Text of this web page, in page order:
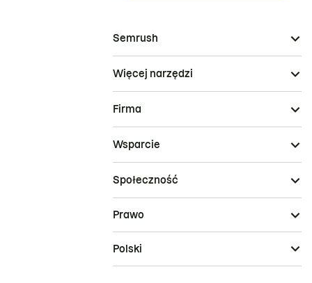
Semrush
Więcej narzędzi
Firma
Wsparcie
Społeczność
Prawo
Polski